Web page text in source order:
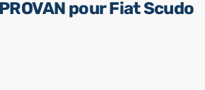
pour Fiat Scudo